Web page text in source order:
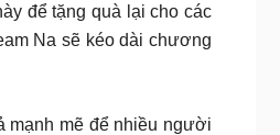
để tặng quà lại cho các
Na sẽ kéo dài chương
mạnh mẽ để nhiều người